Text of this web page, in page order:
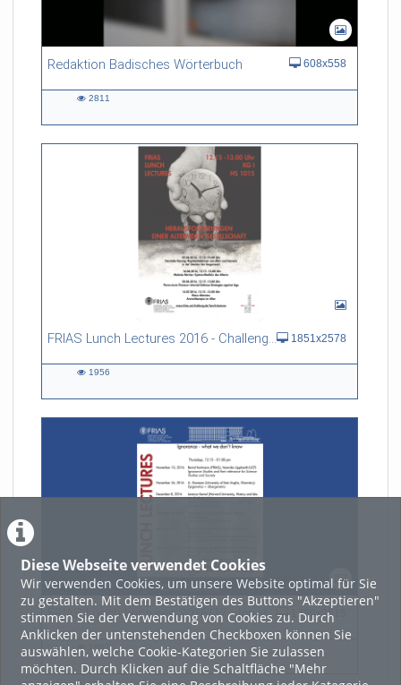
Diese Webseite verwendet Cookies
Wir verwenden Cookies, um unsere Website optimal für Sie
zu gestalten. Mit dem Bestätigen des Buttons "Akzeptieren"
stimmen Sie der Verwendung von Cookies zu. Durch
Anklicken der untenstehenden Checkboxen können Sie
auswählen, welche Cookie-Kategorien Sie zulassen
möchten. Durch Klicken auf die Schaltfläche "Mehr
Redaktion Badisches Wörterbuch 608x558
2811
FRIAS Lunch Lectures 2016 - Challenges of an Ageing Society 1851x2578
1956
FRIAS Lunch Lectures 2016/17 - Ignorance - what we don't know 1789x2515
1867
1867
views